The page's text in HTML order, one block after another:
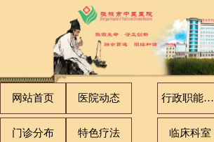
网站首页 医院动态 行政职能科室
门诊分布 特色疗法 临床科室